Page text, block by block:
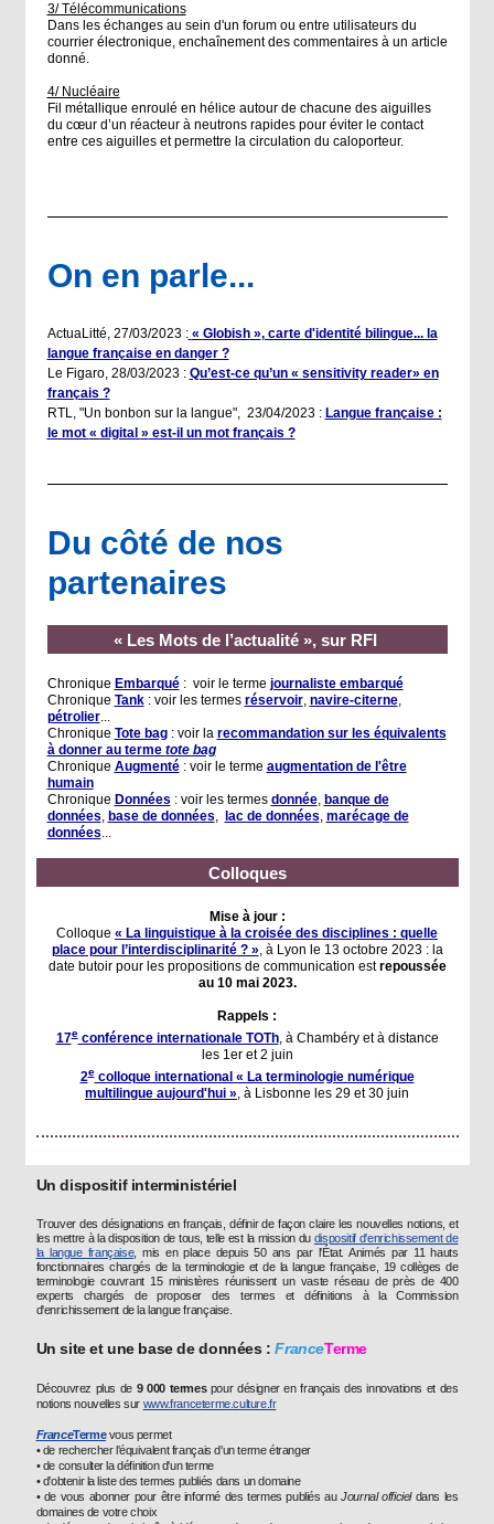
3/ Télécommunications
Dans les échanges au sein d'un forum ou entre utilisateurs du
courrier électronique, enchaînement des commentaires à un article
donné.
4/ Nucléaire
Fil métallique enroulé en hélice autour de chacune des aiguilles
du cœur d’un réacteur à neutrons rapides pour éviter le contact
entre ces aiguilles et permettre la circulation du caloporteur.
On en parle...
ActuaLitté, 27/03/2023 : « Globish», carte d'identité bilingue... la
langue française en danger ?
Le Figaro, 28/03/2023 : Qu’est-ce qu’un « sensitivity reader» en
français ?
RTL, "Un bonbon sur la langue", 23/04/2023 : Langue française :
le mot « digital » est-il un mot français ?
Du côté de nos
partenaires
« Les Mots de l’actualité », sur RFI
Chronique Embarqué: voir le terme journaliste embarqué
Chronique Tank: voir les termes réservoir, navire-citerne,
pétrolier...
Chronique Tote bag: voir la recommandation sur les équivalents
à donner au terme tote bag
Chronique Augmenté: voir le terme augmentation de l'être
humain
Chronique Données : voir les termes donnée, banque de
données, base de données, lac de données, marécage de
données...
Colloques
Mise à jour :
Colloque « La linguistique à la croisée des disciplines : quelle
place pour l’interdisciplinarité ? », à Lyon le 13 octobre 2023 : la
date butoir pour les propositions de communication estrepoussée
au 10 mai 2023.
Rappels :
17econférence internationale TOTh, à Chambéry et à distance
les 1er et 2 juin
2ecolloque international « La terminologie numérique
multilingue aujourd'hui », à Lisbonne les 29 et 30 juin
Un dispositif interministériel
Trouver des désignations en français, définir de façon claire les nouvelles notions, et
les mettre à la disposition de tous, telle est la mission du dispositif d'enrichissement de
la langue française, mis en place depuis 50 ans par l'État. Animés par 11 hauts
fonctionnaires chargés de la terminologie et de la langue française, 19 collèges de
terminologie couvrant 15 ministères réunissent un vaste réseau de près de 400
experts chargés de proposer des termes et définitions à la Commission
d'enrichissement de la langue française.
Un site et une base de données :FranceTerme
Découvrez plus de 9 000 termespour désigner en français des innovations et des
notions nouvelles sur www.franceterme.culture.fr
FranceTermevous permet
• de rechercher l'équivalent français d'un terme étranger
• de consulter la définition d'un terme
• d'obtenir la liste des termes publiés dans un domaine
• de vous abonner pour être informé des termes publiés auJournal officieldans les
domaines de votre choix